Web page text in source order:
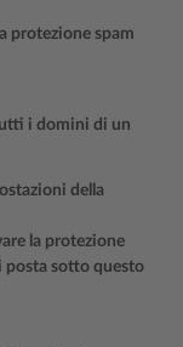
protezione spam
i domini di un
della
la protezione
posta sotto questo